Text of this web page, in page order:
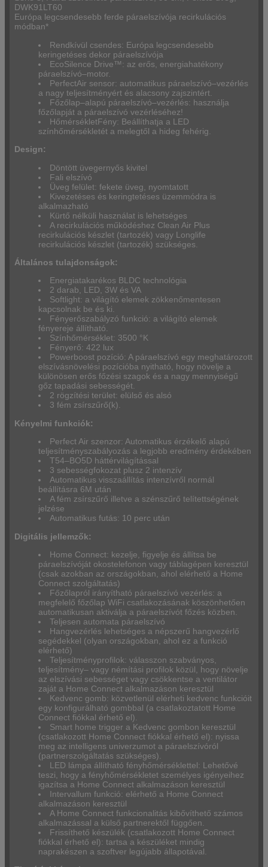
DWK91LT60
Európa legcsendesebb ferde páraelszívója recirkulációs
módban*
Rendkívül csendes: Európa legcsendesebb
keringetéses dekor páraelszívója
EcoSilence Drive™: az erős, energiahatékony
páraelszívó–motor.
PerfectAir sensor: automatikus páraelszívó–vezérlés
a nagy teljesítményért és alacsony zajszintért.
Főzőlap–alapú páraelszívó–vezérlés: használja
főzőlapját a páraelszívó vezérléséhez!
HőmérsékletFény: Beállíthatja a LED
színhőmérsékletét a melegtől a hideg fehérig.
Design:
Döntött üvegernyős kivitel
Fali elszívó
Üveg felület: fekete üveg, nyomtatott
Kivezetéses és keringtetéses üzemmódra is
alkalmazható
Kürtő nélküli használat is lehetséges
A recirkulációs működéshez Clean Air Plus
recirkulációs készlet (tartozék) vagy Longlife
recirkulációs készlet (tartozék) szükséges.
Általános tulajdonságok:
Energiatakarékos BLDC technológia
2 darab, LED, 3W és VA
Softlight: a világító elemek zökkenőmentesen
kapcsolnak be és ki.
Fényerőszabályzó funkció: a világító elemek
fényereje állítható.
Színhőmérséklet: 3500 °K
Fényerő: 422 lux
Powerboost pozíció: A páraelszívó egy meghatározott
elszívásnövelési pozícióba nyitható, hogy növelje a
különösen erős főzési szagok és a nagy mennyiségű
gőz tapadási sebességét.
2 rögzítési terület: elülső és alsó
3 fém zsírszűrő(k).
Kényelmi funkciók:
Perfect Air szenzor: Automatikus érzékelő alapú
teljesítményszabályozás a legjobb eredmény érdekében
T54–BO5D háttérvilágítással
3 sebességfokozat plusz 2 intenzív
Automatikus visszaállítás intenzívről normál
beállításra 6M után
A fém zsírszűrő illetve a szénszűrő telítettségének
jelzése
Automatikus futás: 10 perc után
Digitális jellemzők:
Home Connect: kezelje, figyelje és állítsa be
páraelszívóját okostelefonon vagy táblagépen keresztül
(csak azokban az országokban, ahol elérhető a Home
Connect szolgáltatás)
Főzőlapról irányítható páraelszívó vezérlés: a
megfelelő főzőlap WiFi csatlakozásának köszönhetően
automatikusan aktiválja a páraelszívót főzés közben.
Teljesen automata páraelszívó
Hangvezérlés lehetséges a népszerű hangvezérlő
segédekkel (olyan országokban, ahol ez a funkció
elérhető)
Teljesítményprofilok: válasszon szabványos,
teljesítmény– vagy némítási profilok közül, hogy növelje
az elszívási sebességet vagy csökkentse a ventilátor
zaját a Home Connect alkalmazáson keresztül
Kedvenc gomb: közvetlenül elérheti kedvenc funkcióit
egy konfigurálható gombbal (a csatlakoztatott Home
Connect fiókkal érhető el).
Smart home trigger a Kedvenc gombon keresztül
(csatlakozott Home Connect fiókkal érhető el): nyissa
meg az intelligens univerzumot a páraelszívóról
(partnerszolgáltatás szükséges).
LED lámpa állítható fényhőmérséklettel: Lehetővé
teszi, hogy a fényhőmérsékletet személyes igényeihez
igazítsa a Home Connect alkalmazáson keresztül
Intervallum funkció: elérhető a Home Connect
alkalmazáson keresztül
A Home Connect funkcionalitás kibővíthető számos
alkalmazással a külső partnerektől függően.
Frissíthető készülék (csatlakozott Home Connect
fiókkal érhető el): tartsa a készüléket mindig
naprakészen a szoftver legújabb állapotával.